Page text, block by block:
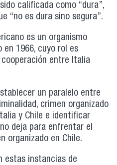
calificada como “dura”,
“no es dura sino segura”.
es un organismo
en 1966, cuyo rol es
entre Italia
un paralelo entre
crimen organizado
y Chile e identificar
deja para enfrentar el
organizado en Chile.
estas instancias de